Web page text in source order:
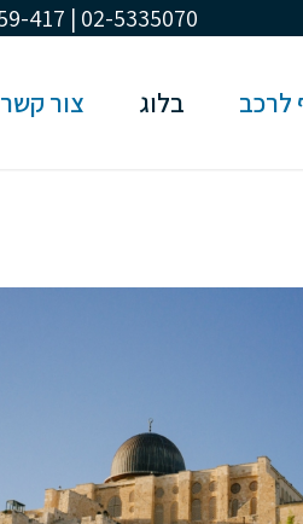
02-5335070 | 054-4259-417
לרכב בלוג צור קשר